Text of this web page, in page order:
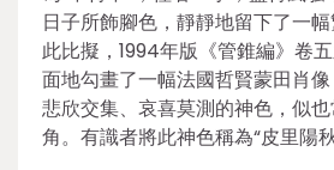
日子所飾腳色，靜靜地留下了一
此比擬，1994年版《管錐編》卷
面地勾畫了一幅法國哲賢蒙田肖
悲欣交集、哀喜莫測的神色，似
角。有識者將此神色稱為“皮里陽秋